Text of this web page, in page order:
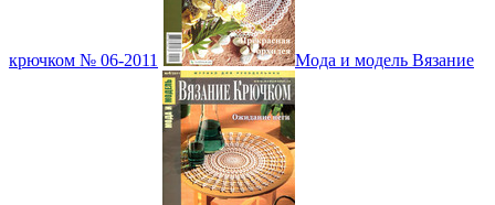
крючком № 06-2011 Мода и модель Вязание